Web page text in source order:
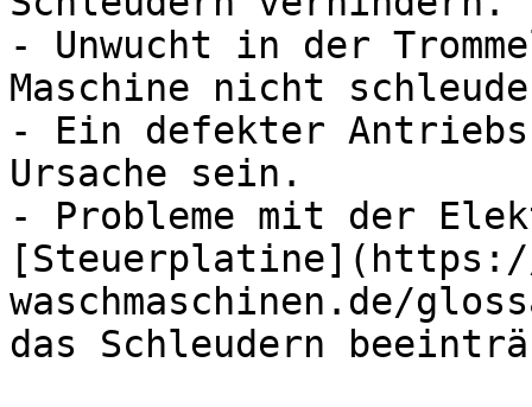
- Unwucht in der
Maschine nicht
- Ein defekter
Ursache sein.
- Probleme mit der
[Steuerplatine](https://
waschmaschinen.de/
das Schleudern